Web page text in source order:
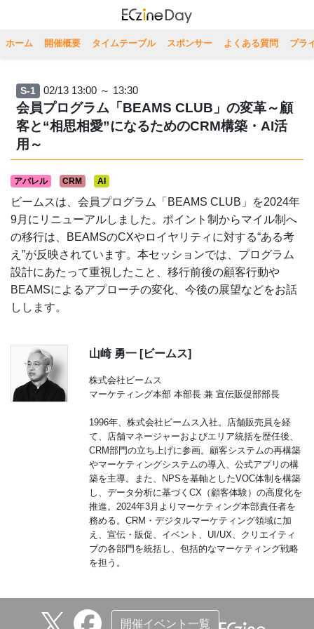
ホーム 開催概要 タイムテーブル スポンサー よくある質問 プラ
S-1 02/13 13:00 ～ 13:30
会員プログラム「BEAMS CLUB」の変革～顧
客と“相思相愛”になるためのCRM構築・AI活
用～
アパレル CRM AI
ビームスは、会員プログラム「BEAMS CLUB」を2024年
9月にリニューアルしました。ポイント制からマイル制へ
の移行は、BEAMSのCXやロイヤリティに対する“ある考
え”が反映されています。本セッションでは、プログラム
設計にあたって重視したこと、移行前後の顧客行動や
BEAMSによるアプローチの変化、今後の展望などをお話
しします。
山崎 勇一 [ビームス]
株式会社ビームス
マーケティング本部 本部長 兼 宣伝販促部部長
1996年、株式会社ビームス入社。店舗販売員を経
て、店舗マネージャーおよびエリア統括を歴任後、
CRM部門の立ち上げに参画。顧客システムの再構築
やマーケティングシステムの導入、公式アプリの構
築を主導。また、NPSを基軸としたVOC体制を構築
し、データ分析に基づくCX（顧客体験）の高度化を
推進。2024年3月よりマーケティング本部責任者を
務める。CRM・デジタルマーケティング領域に加
え、宣伝・販促、イベント、UI/UX、クリエイティ
ブの各部門を統括し、包括的なマーケティング戦略
を担う。
開催イベント一覧